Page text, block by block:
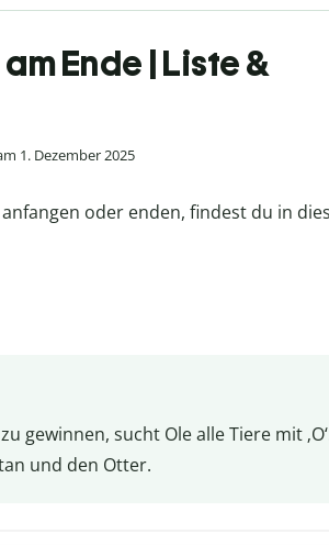
Ende | Liste &
1. Dezember 2025
oder enden, findest du in
gewinnen, sucht Ole alle Tiere mit
und den Otter.